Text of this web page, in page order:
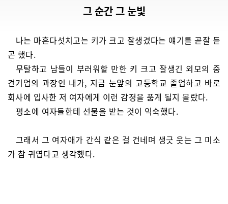
그 순간 그 눈빛
나는 마흔다섯치고는 키가 크고 잘생겼다는 얘기를 곧잘 듣
곤 했다.
무탈하고 남들이 부러워할 만한 키 크고 잘생긴 외모의 중
견기업의 과장인 내가, 지금 눈앞의 고등학교 졸업하고 바로
회사에 입사한 저 여자에게 이런 감정을 품게 될지 몰랐다.
평소에 여자들한테 선물을 받는 것이 익숙했다.
그래서 그 여자애가 간식 같은 걸 건네며 생긋 웃는 그 미소
가 참 귀엽다고 생각했다.